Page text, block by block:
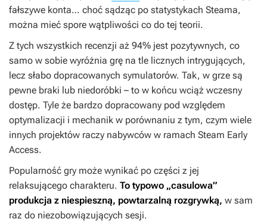
fałszywe konta… choć sądząc po statystykach Steama,
można mieć spore wątpliwości co do tej teorii.
Z tych wszystkich recenzji aż 94% jest pozytywnych, co
samo w sobie wyróżnia grę na tle licznych intrygujących,
lecz słabo dopracowanych symulatorów. Tak, w grze są
pewne braki lub niedoróbki – to w końcu wciąż wczesny
dostęp. Tyle że bardzo dopracowany pod względem
optymalizacji i mechanik w porównaniu z tym, czym wiele
innych projektów raczy nabywców w ramach Steam Early
Access.
Popularność gry może wynikać po części z jej
relaksującego charakteru. To typowo „casulowa”
produkcja z niespieszną, powtarzalną rozgrywką, w sam
raz do niezobowiązujących sesji.